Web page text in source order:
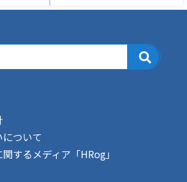
ついて
するメディア「HRog」